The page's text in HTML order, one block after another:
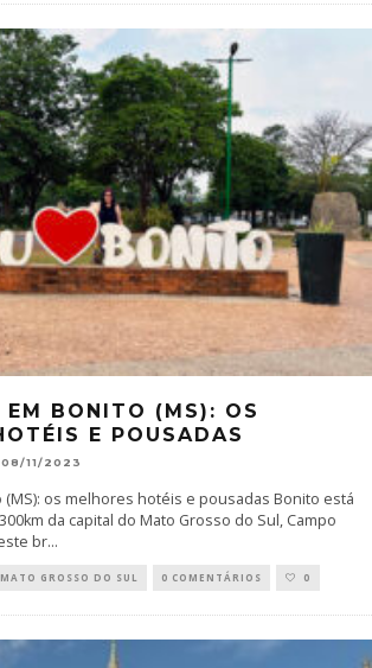
EM BONITO (MS): OS
E POUSADAS
08/11/2023
(MS): os melhores hotéis e pousadas Bonito está
da capital do Mato Grosso do Sul, Campo
br...
MATO GROSSO DO SUL 0 COMENTÁRIOS 0